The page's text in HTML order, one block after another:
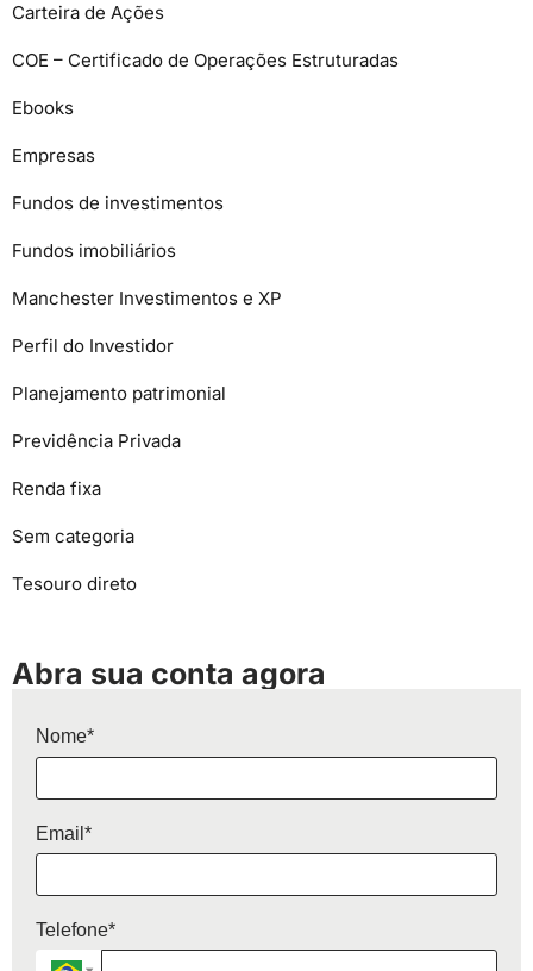
Carteira de Ações
COE – Certificado de Operações Estruturadas
Ebooks
Empresas
Fundos de investimentos
Fundos imobiliários
Manchester Investimentos e XP
Perfil do Investidor
Planejamento patrimonial
Previdência Privada
Renda fixa
Sem categoria
Tesouro direto
Abra sua conta agora
Nome*
Email*
Telefone*